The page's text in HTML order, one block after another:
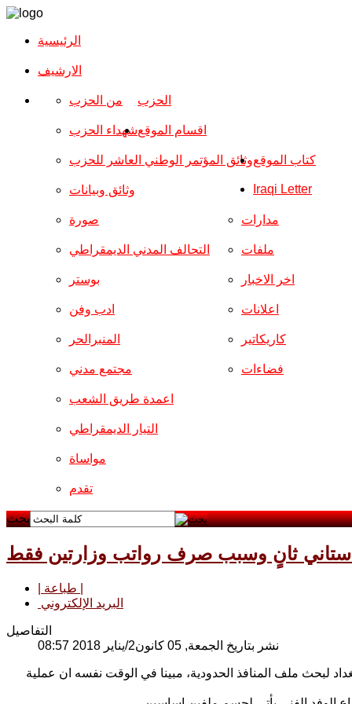
الرئيسية
الارشیف
الحزب من الحزب
شهداء الحزب
وثائق المؤتمر الوطني العاشر للحزب
وثائق وبيانات
اقسام الموقع
صورة
التحالف المدني الديمقراطي
بوستر
ادب وفن
المنبرالحر
مجتمع مدني
مدارات
ملفات
اخر الاخبار
اعلانات
كاريكاتير
فضاءات
اعمدة طريق الشعب
التيار الديمقراطي
مواساة
تقدم
كتاب الموقع
Iraqi Letter
بحث
ثانٍ وسبب صرف رواتب وزارتين فقط
البريد الإلكتروني
التفاصيل
نشر بتاريخ الجمعة, 05 كانون2/يناير 2018 08:57
لبحث ملف المنافذ الحدودية، مبينا في الوقت نفسه ان عملية